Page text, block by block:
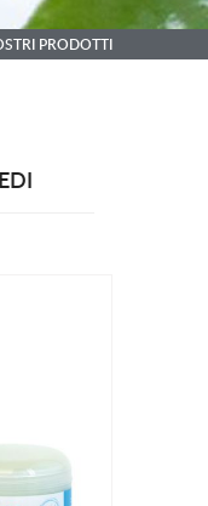
PRODOTTI